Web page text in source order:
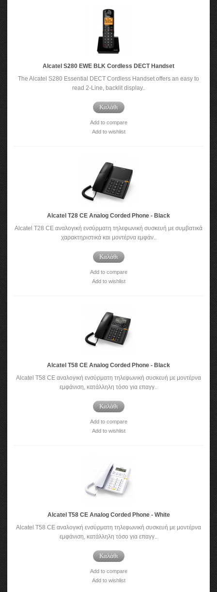
Alcatel S280 EWE BLK Cordless DECT Handset
The Alcatel S280 Essential DECT Cordless Handset offers an easy to
read 2-Line, backlit display..
Καλάθι
Add to compare
Add to wishlist
Alcatel T28 CE Analog Corded Phone - Black
Alcatel T28 CE αναλογική ενσύρματη τηλεφωνική συσκευή με συμβατικά
χαρακτηριστικά και μοντέρνα εμφάν..
Καλάθι
Add to compare
Add to wishlist
Alcatel T58 CE Analog Corded Phone - Black
Alcatel T58 CE αναλογική ενσύρματη τηλεφωνική συσκευή με μοντέρνα
εμφάνιση, κατάλληλη τόσο για επαγγ..
Καλάθι
Add to compare
Add to wishlist
Alcatel T58 CE Analog Corded Phone - White
Alcatel T58 CE αναλογική ενσύρματη τηλεφωνική συσκευή με μοντέρνα
εμφάνιση, κατάλληλη τόσο για επαγγ..
Καλάθι
Add to compare
Add to wishlist